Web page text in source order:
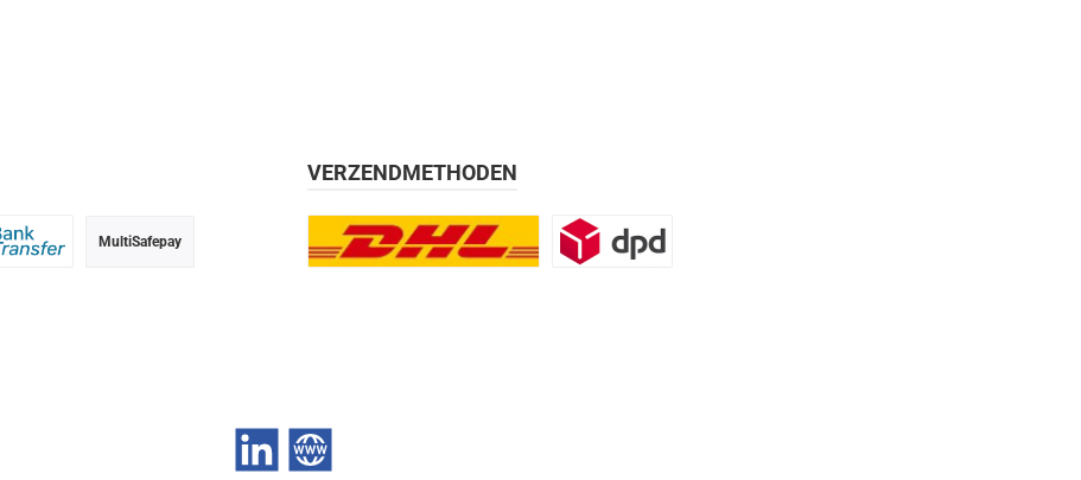
MultiSafepay
VERZENDMETHODEN
LinkedIn Website